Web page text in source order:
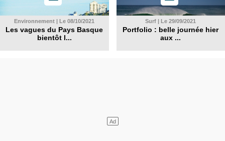
Environnement | Le 08/10/2021
Les vagues du Pays Basque
bientôt l...
Surf | Le 29/09/2021
Portfolio : belle journée hier
aux ...